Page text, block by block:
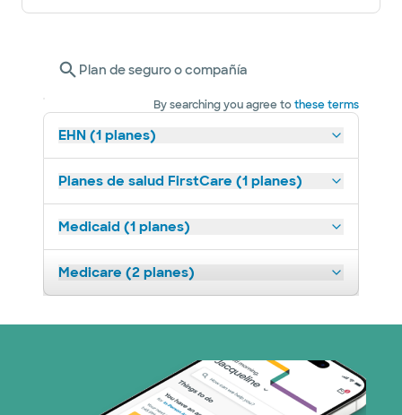
Plan de seguro o compañía
By searching you agree tothese terms
EHN (1 planes)
Planes de salud FirstCare (1 planes)
Medicaid (1 planes)
Medicare (2 planes)